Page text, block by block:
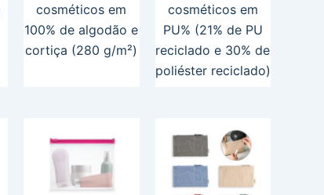
cosméticos em
100% de algodão e
cortiça (280 g/m²)
cosméticos em
PU% (21% de PU
reciclado e 30% de
poliéster reciclado)